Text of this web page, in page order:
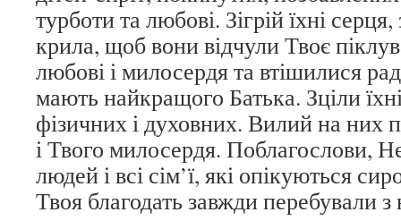
турботи та любові. Зігрій їхні
крила, щоб вони відчули Твоє
любові і милосердя та втішилися
мають найкращого Батька. Зціли
фізичних і духовних. Вилий на них
і Твого милосердя. Поблагослови,
людей і всі сім’ї, які опікуються
Твоя благодать завжди перебували